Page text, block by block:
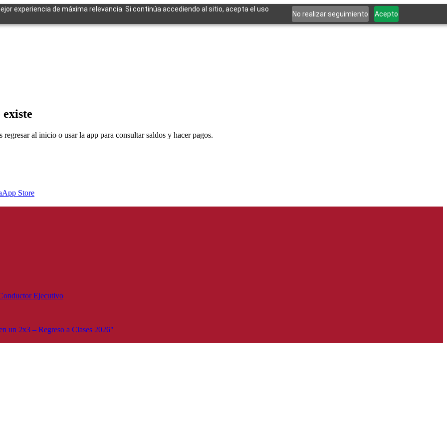
experiencia de máxima relevancia. Si continúa accediendo al sitio, acepta el uso
No realizar seguimiento Acepto
al inicio o usar la app para consultar saldos y hacer pagos.
App Store
Ejecutivo
un 2x3 – Regreso a Clases 2026"